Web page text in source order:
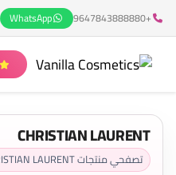
+9647843888880
WhatsApp
CHRISTIAN LAURENT
تصفحي منتجات CHRISTIAN LAURENT.